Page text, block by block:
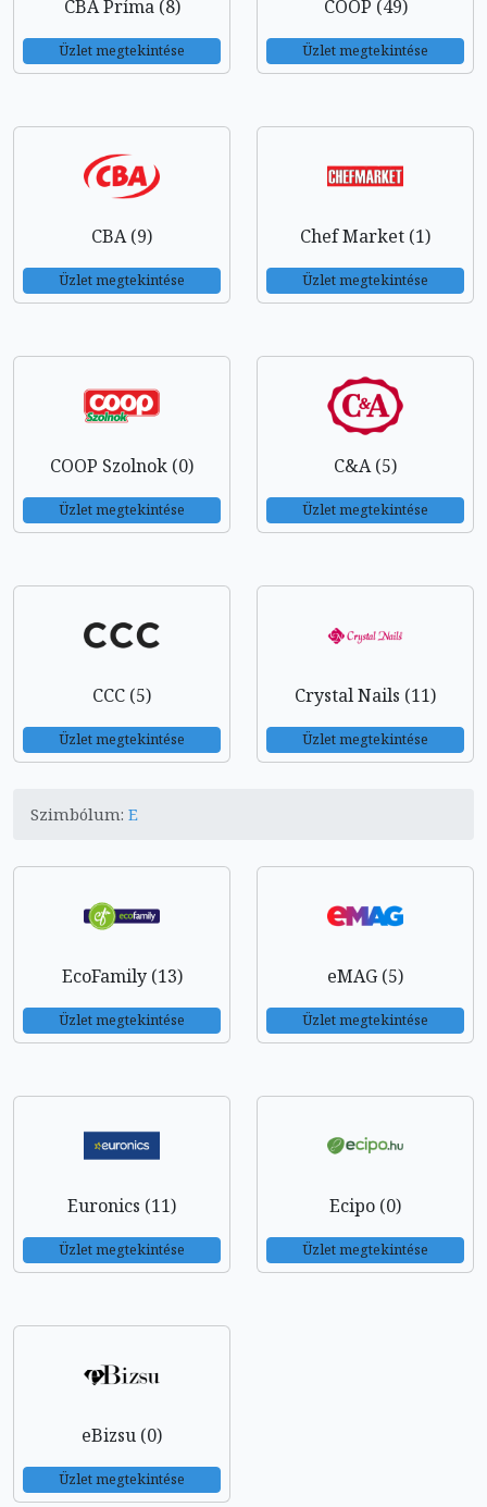
CBA Príma (8)
Üzlet megtekintése
COOP (49)
Üzlet megtekintése
CBA (9)
Üzlet megtekintése
Chef Market (1)
Üzlet megtekintése
COOP Szolnok (0)
Üzlet megtekintése
C&A (5)
Üzlet megtekintése
CCC (5)
Üzlet megtekintése
Crystal Nails (11)
Üzlet megtekintése
Szimbólum: E
EcoFamily (13)
Üzlet megtekintése
eMAG (5)
Üzlet megtekintése
Euronics (11)
Üzlet megtekintése
Ecipo (0)
Üzlet megtekintése
eBizsu (0)
Üzlet megtekintése